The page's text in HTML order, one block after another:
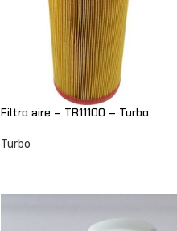
Filtro aire – TR11100 – Turbo
Turbo